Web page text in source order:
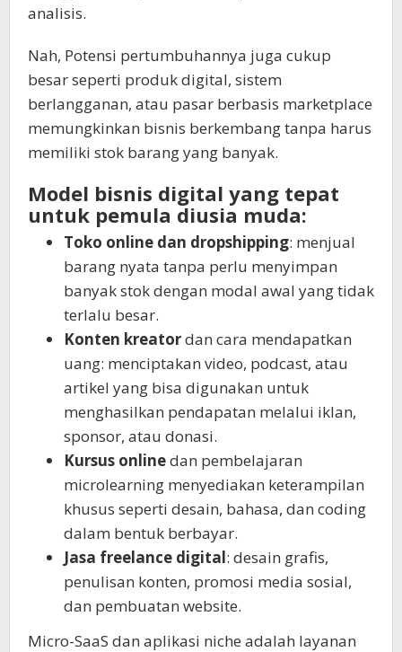
analisis.
Nah, Potensi pertumbuhannya juga cukup
besar seperti produk digital, sistem
berlangganan, atau pasar berbasis marketplace
memungkinkan bisnis berkembang tanpa harus
memiliki stok barang yang banyak.
Model bisnis digital yang tepat
untuk pemula diusia muda:
Toko online dan dropshipping: menjual
barang nyata tanpa perlu menyimpan
banyak stok dengan modal awal yang tidak
terlalu besar.
Konten kreatordan cara mendapatkan
uang: menciptakan video, podcast, atau
artikel yang bisa digunakan untuk
menghasilkan pendapatan melalui iklan,
sponsor, atau donasi.
Kursus onlinedan pembelajaran
microlearning menyediakan keterampilan
khusus seperti desain, bahasa, dan coding
dalam bentuk berbayar.
Jasa freelance digital: desain grafis,
penulisan konten, promosi media sosial,
dan pembuatan website.
Micro-SaaS dan aplikasi niche adalah layanan